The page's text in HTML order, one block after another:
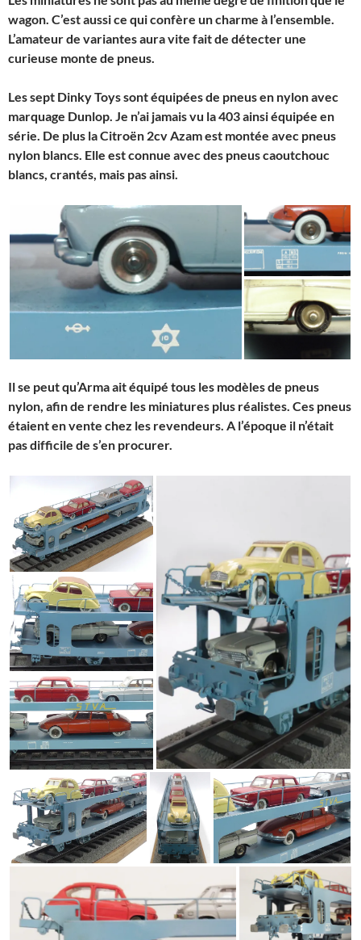
wagon. C’est aussi ce qui confère un charme à l’ensemble.
L’amateur de variantes aura vite fait de détecter une
curieuse monte de pneus.
Les sept Dinky Toys sont équipées de pneus en nylon avec
marquage Dunlop. Je n’ai jamais vu la 403 ainsi équipée en
série. De plus la Citroën 2cv Azam est montée avec pneus
nylon blancs. Elle est connue avec des pneus caoutchouc
blancs, crantés, mais pas ainsi.
Il se peut qu’Arma ait équipé tous les modèles de pneus
nylon, afin de rendre les miniatures plus réalistes. Ces pneus
étaient en vente chez les revendeurs. A l’époque il n’était
pas difficile de s’en procurer.